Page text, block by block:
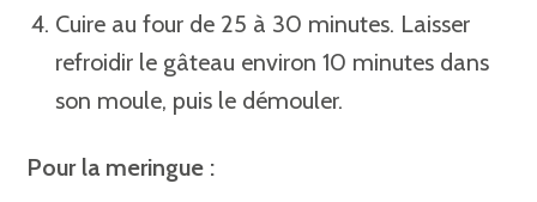
Cuire au four de 25 à 30 minutes. Laisser
refroidir le gâteau environ 10 minutes dans
son moule, puis le démouler.
Pour la meringue :